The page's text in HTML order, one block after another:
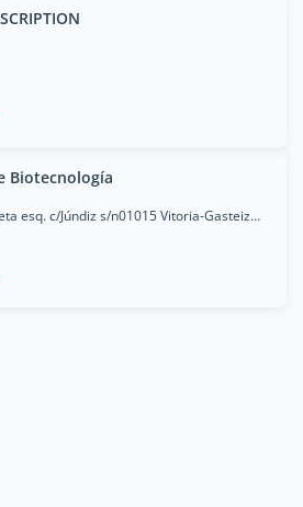
Biotecnología
P. I. de JúndizC/Paduleta esq. c/Júndiz s/n01015 Vitoria-Gasteiz(Álava-Araba) - España, Gasteiz / Vitoria, Basque Country